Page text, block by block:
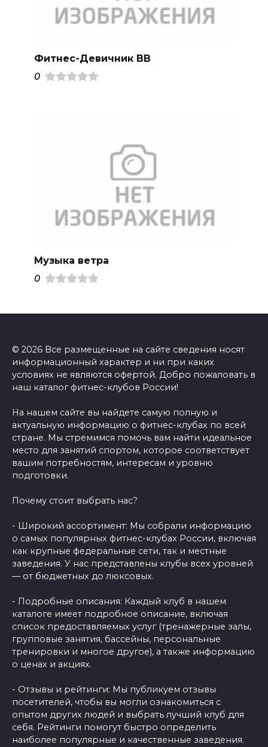
Фитнес-Девичник ВВ
0
Музыка ветра
0
© 2026 Все размещенные на сайте сведения носят
информационный характер и ни при каких
условиях не являются офертой. Добро пожаловать в
наш каталог фитнес-клубов России!
На нашем сайте вы найдете самую полную и
актуальную информацию о фитнес-клубах по всей
стране. Мы стремимся помочь вам найти идеальное
место для занятий спортом, которое соответствует
вашим потребностям, интересам и уровню
подготовки.
Почему стоит выбрать нас?
- Широкий ассортимент: Мы собрали информацию
о самых популярных фитнес-клубах России, включая
как крупные федеральные сети, так и местные
заведения. У нас представлены клубы всех уровней
— от бюджетных до люксовых.
- Подробные описания: Каждый клуб в нашем
каталоге имеет подробное описание, включая
список предоставляемых услуг (тренажерные залы,
групповые занятия, бассейны, персональные
тренировки и многое другое), а также информацию
о ценах и акциях.
- Отзывы и рейтинги: Мы публикуем отзывы
посетителей, чтобы вы могли ознакомиться с
опытом других людей и выбрать лучший клуб для
себя. Рейтинги помогут быстро определить
наиболее популярные и качественные заведения.